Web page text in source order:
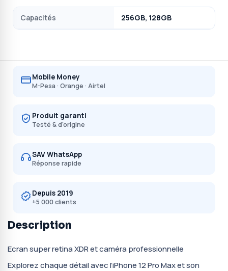
Capacités 256GB, 128GB
Mobile Money
M-Pesa · Orange · Airtel
Produit garanti
Testé & d'origine
SAV WhatsApp
Réponse rapide
Depuis 2019
+5 000 clients
Description
Ecran super retina XDR et caméra professionnelle
Explorez chaque détail avec l’iPhone 12 Pro Max et son